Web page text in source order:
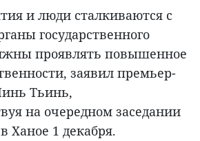
и люди сталкиваются с
государственного
проявлять повышенное
заявил премьер-
Тьинь,
на очередном заседании
Ханое 1 декабря.